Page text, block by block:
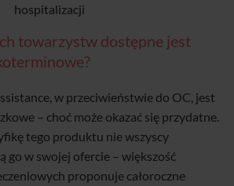
hospitalizacji
towarzystw dostępne jest
w przeciwieństwie do OC, jest
– choć może okazać się przydatne.
tego produktu nie wszyscy
go w swojej ofercie – większość
proponuje całoroczne